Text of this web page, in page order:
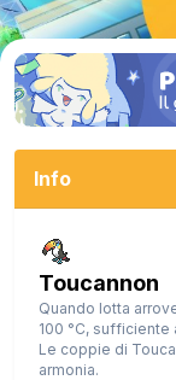
Info
Toucannon
Quando lotta
100 °C,
Le coppie di
armonia.